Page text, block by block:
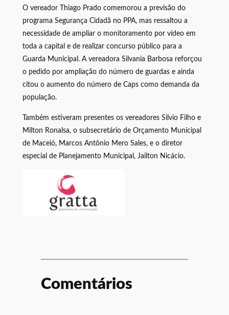
O vereador Thiago Prado comemorou a previsão do
programa Segurança Cidadã no PPA, mas ressaltou a
necessidade de ampliar o monitoramento por vídeo em
toda a capital e de realizar concurso público para a
Guarda Municipal. A vereadora Silvania Barbosa reforçou
o pedido por ampliação do número de guardas e ainda
citou o aumento do número de Caps como demanda da
população.
Também estiveram presentes os vereadores Silvio Filho e
Milton Ronalsa, o subsecretário de Orçamento Municipal
de Maceió, Marcos Antônio Mero Sales, e o diretor
especial de Planejamento Municipal, Jailton Nicácio.
Comentários